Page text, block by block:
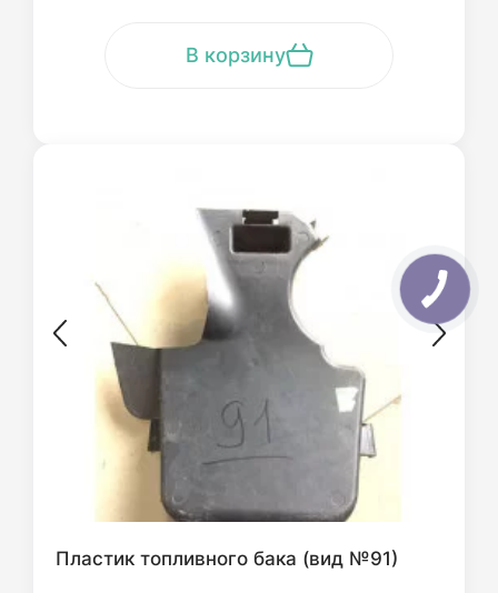
В корзину
Пластик топливного бака (вид №91)